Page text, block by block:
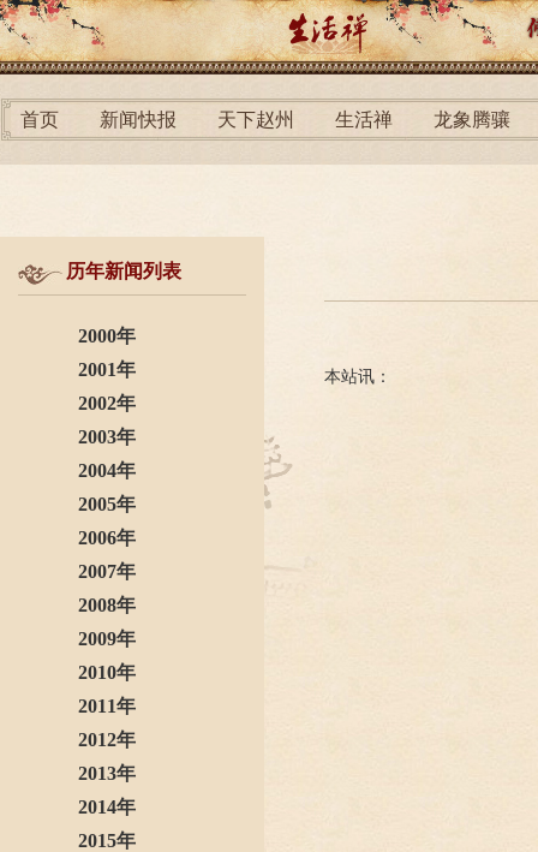
首页 新闻快报 天下赵州 生活禅 龙象腾骧
历年新闻列表
2000年
2001年
2002年
2003年
2004年
2005年
2006年
2007年
2008年
2009年
2010年
2011年
2012年
2013年
2014年
2015年
本站讯：